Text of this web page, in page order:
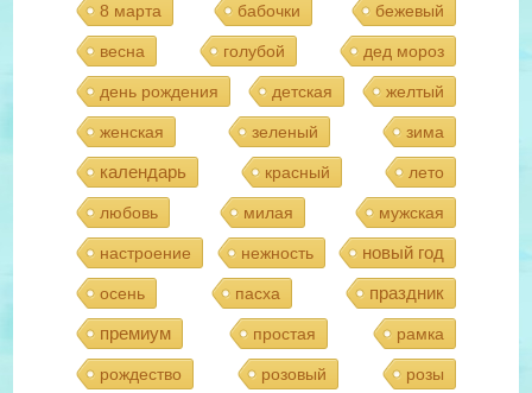
8 марта бабочки бежевый
весна голубой дед мороз
день рождения детская желтый
женская зеленый зима
календарь красный лето
любовь милая мужская
настроение нежность новый год
осень пасха
праздник
премиум
простая рамка
рождество розовый розы